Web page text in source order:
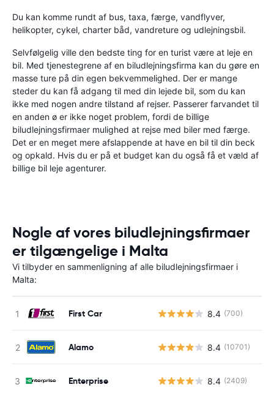
Du kan komme rundt af bus, taxa, færge, vandflyver,
helikopter, cykel, charter båd, vandreture og udlejningsbil.
Selvfølgelig ville den bedste ting for en turist være at leje en
bil. Med tjenestegrene af en biludlejningsfirma kan du gøre en
masse ture på din egen bekvemmelighed. Der er mange
steder du kan få adgang til med din lejede bil, som du kan
ikke med nogen andre tilstand af rejser. Passerer farvandet til
en anden ø er ikke noget problem, fordi de billige
biludlejningsfirmaer mulighed at rejse med biler med færge.
Det er en meget mere afslappende at have en bil til din beck
og opkald. Hvis du er på et budget kan du også få et væld af
billige bil leje agenturer.
Nogle af vores biludlejningsfirmaer
er tilgængelige i Malta
Vi tilbyder en sammenligning af alle biludlejningsfirmaer i
Malta:
First Car 8.4 (700)
Alamo 8.4 (10701)
Enterprise 8.4 (2409)